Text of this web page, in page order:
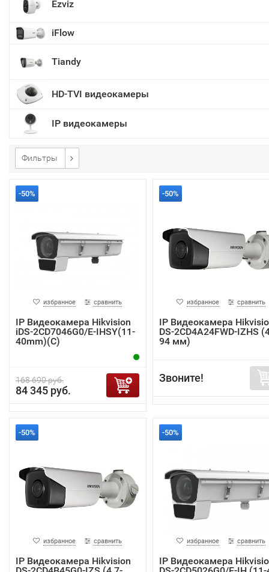
Ezviz
iFlow
Tiandy
HD-TVI видеокамеры
IP видеокамеры
Фильтры
-50%
избранное сравнить
IP Видеокамера Hikvision
iDS-2CD7046G0/E-IHSY(11-
40mm)(C)
168 690 руб.
84 345 руб.
-50%
избранное сравнить
IP Видеокамера
DS-2CD4A24FWD-IZHS
94 мм)
Звоните!
-50%
избранное сравнить
IP Видеокамера Hikvision
-50%
избранное сравнить
IP Видеокамера